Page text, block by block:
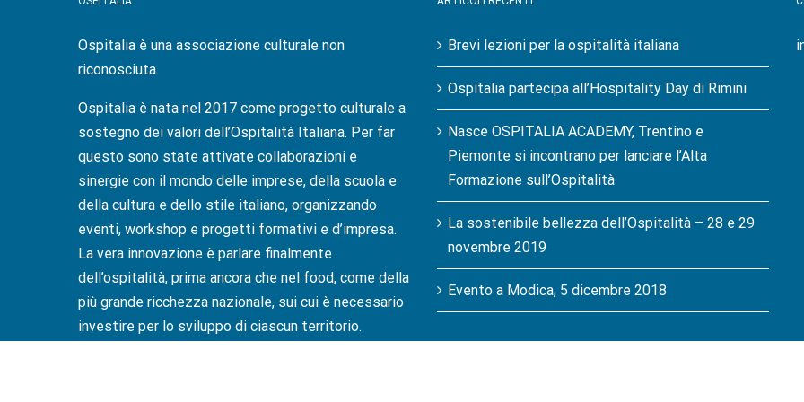
Ospitalia è una associazione culturale non
riconosciuta.
Ospitalia è nata nel 2017 come progetto culturale a
sostegno dei valori dell’Ospitalità Italiana. Per far
questo sono state attivate collaborazioni e
sinergie con il mondo delle imprese, della scuola e
della cultura e dello stile italiano, organizzando
eventi, workshop e progetti formativi e d’impresa.
La vera innovazione è parlare finalmente
dell’ospitalità, prima ancora che nel food, come della
più grande ricchezza nazionale, sui cui è necessario
investire per lo sviluppo di ciascun territorio.
Brevi lezioni per la ospitalità italiana
Ospitalia partecipa all’Hospitality Day di Rimini
Nasce OSPITALIA ACADEMY, Trentino e
Piemonte si incontrano per lanciare l’Alta
Formazione sull’Ospitalità
La sostenibile bellezza dell’Ospitalità – 28 e 29
novembre 2019
Evento a Modica, 5 dicembre 2018